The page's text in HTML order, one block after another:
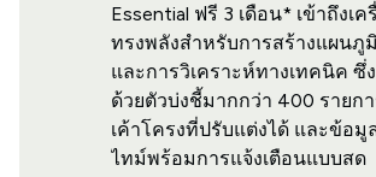
Essential ฟรี 3 เดือน* เข้าถึงเ
ทรงพลังสำหรับการสร้างแผนภู
และการวิเคราะห์ทางเทคนิค ซึ่
ด้วยตัวบ่งชี้มากกว่า 400 รายก
เค้าโครงที่ปรับแต่งได้ และข้อมู
ไทม์พร้อมการแจ้งเตือนแบบสด